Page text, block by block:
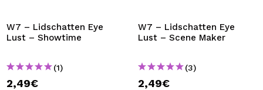
W7 – Lidschatten Eye
Lust – Showtime
(1)
2,49€
W7 – Lidschatten Eye
Lust – Scene Maker
(3)
2,49€